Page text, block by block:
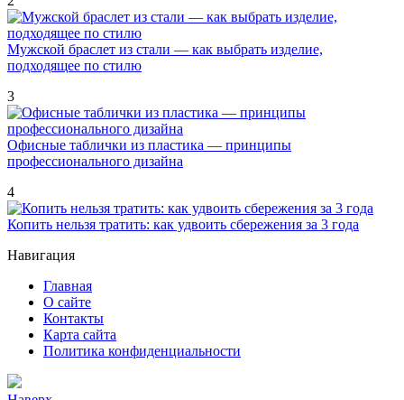
Мужской браслет из стали — как выбрать изделие,
подходящее по стилю
3
Офисные таблички из пластика — принципы
профессионального дизайна
4
Копить нельзя тратить: как удвоить сбережения за 3 года
Навигация
Главная
О сайте
Контакты
Карта сайта
Политика конфиденциальности